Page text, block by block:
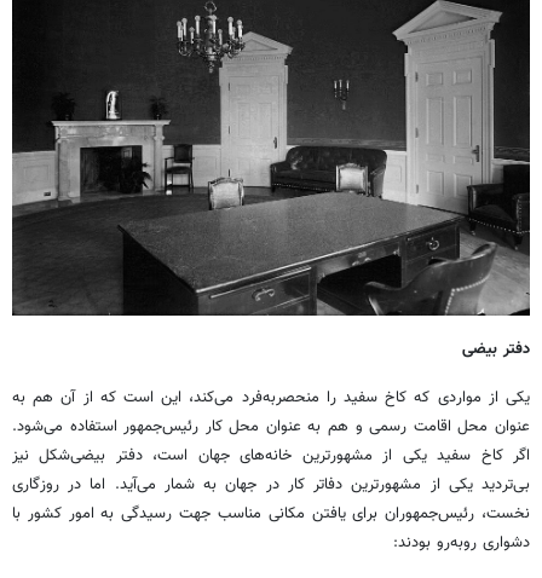
دفتر بیضی‌
یکی از مواردی که کاخ سفید را منحصربه‌فرد می‌کند، این است که از آن هم به‌
عنوان محل اقامت رسمی و هم به ‌عنوان محل کار رئیس‌جمهور استفاده می‌شود.
اگر کاخ سفید یکی از مشهورترین خانه‌های جهان است، دفتر بیضی‌شکل نیز
بی‌تردید یکی از مشهورترین دفاتر کار در جهان به شمار می‌آید. اما در روزگاری
نخست، رئیس‌جمهوران برای یافتن مکانی مناسب جهت رسیدگی به امور کشور با
دشواری روبه‌رو بودند: